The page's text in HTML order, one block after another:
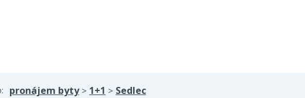
pronájem byty> 1+1 > Sedlec